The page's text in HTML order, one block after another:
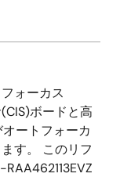
ォーカス
ボードと高
ートフォーカ
す。 このリフ